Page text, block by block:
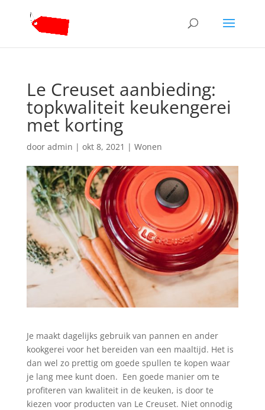
Le Creuset aanbieding:
topkwaliteit keukengerei
met korting
door admin | okt 8, 2021 | Wonen
Je maakt dagelijks gebruik van pannen en ander
kookgerei voor het bereiden van een maaltijd. Het is
dan wel zo prettig om goede spullen te kopen waar
je lang mee kunt doen. Een goede manier om te
profiteren van kwaliteit in de keuken, is door te
kiezen voor producten van Le Creuset. Niet onnodig